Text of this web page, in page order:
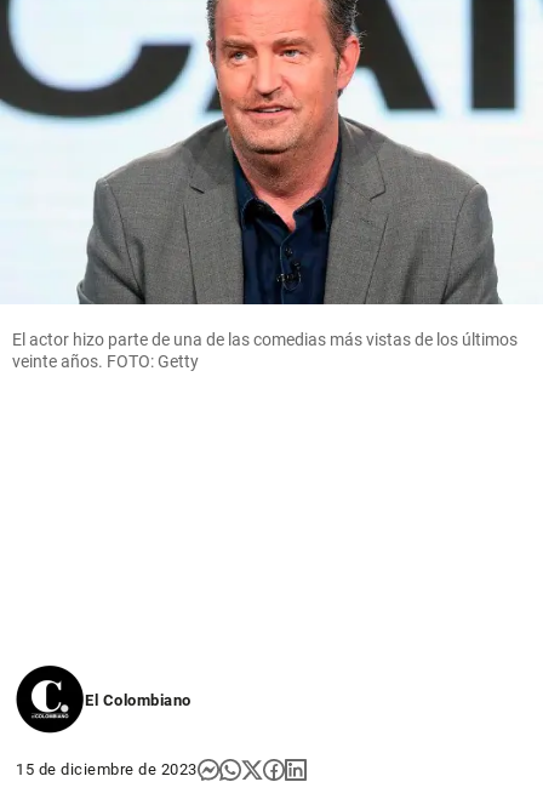
El actor hizo parte de una de las comedias más vistas de los últimos
veinte años. FOTO: Getty
El Colombiano
15 de diciembre de 2023